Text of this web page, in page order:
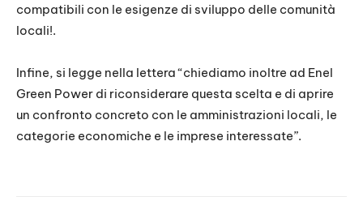
compatibili con le esigenze di sviluppo delle comunità
locali!.
Infine, si legge nella lettera “chiediamo inoltre ad Enel
Green Power di riconsiderare questa scelta e di aprire
un confronto concreto con le amministrazioni locali, le
categorie economiche e le imprese interessate”.